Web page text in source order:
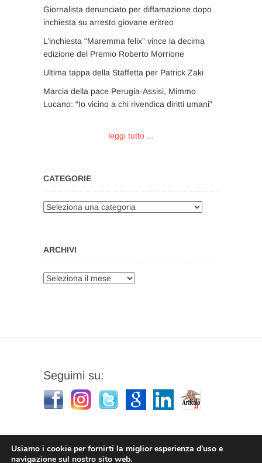
Giornalista denunciato per diffamazione dopo
inchiesta su arresto giovane eritreo
L’inchiesta “Maremma felix” vince la decima
edizione del Premio Roberto Morrione
Ultima tappa della Staffetta per Patrick Zaki
Marcia della pace Perugia-Assisi, Mimmo
Lucano: “Io vicino a chi rivendica diritti umani”
leggi tutto ...
CATEGORIE
Categorie
ARCHIVI
Archivi
Seguimi su:
Usiamo i cookie per fornirti la miglior esperienza d'uso e
navigazione sul nostro sito web.